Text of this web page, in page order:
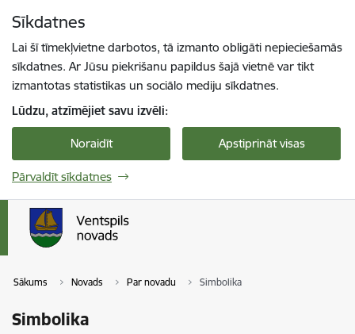
Sīkdatnes
Lai šī tīmekļvietne darbotos, tā izmanto obligāti nepieciešamās
sīkdatnes. Ar Jūsu piekrišanu papildus šajā vietnē var tikt
izmantotas statistikas un sociālo mediju sīkdatnes.
Lūdzu, atzīmējiet savu izvēli:
Noraidīt Apstiprināt visas
Pārvaldīt sīkdatnes
Sākums Novads Par novadu Simbolika
Simbolika